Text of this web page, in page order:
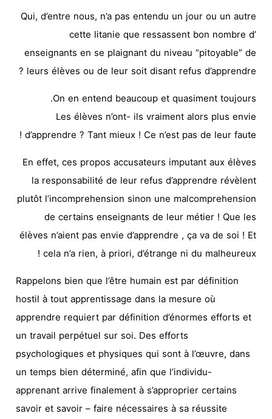
Qui, d’entre nous, n’a pas entendu un jour ou un autre
cette litanie que ressassent bon nombre d’
enseignants en se plaignant du niveau “pitoyable” de
leurs élèves ou de leur soit disant refus d’apprendre ?
On en entend beaucoup et quasiment toujours.
Les élèves n’ont- ils vraiment alors plus envie
d’apprendre ? Tant mieux ! Ce n’est pas de leur faute !
En effet, ces propos accusateurs imputant aux élèves
la responsabilité de leur refus d’apprendre révèlent
plutôt l’incomprehension sinon une malcomprehension
de certains enseignants de leur métier ! Que les
élèves n’aient pas envie d’apprendre , ça va de soi ! Et
cela n’a rien, à priori, d’étrange ni du malheureux !
Rappelons bien que l’être humain est par définition
hostil à tout apprentissage dans la mesure où
apprendre requiert par définition d’énormes efforts et
un travail perpétuel sur soi. Des efforts
psychologiques et physiques qui sont à l’œuvre, dans
un temps bien déterminé, afin que l’individu-
apprenant arrive finalement à s’approprier certains
savoir et savoir – faire nécessaires à sa réussite